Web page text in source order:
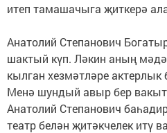
итеп тамашачыга җиткерә
Анатолий Степанович
шактый күп. Ләкин аның
кылган хезмәтләре актерлык
Менә шундый авыр бер
Анатолий Степанович
театр белән җитәкчелек итү